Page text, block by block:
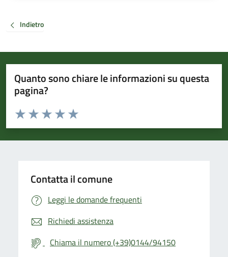
Indietro
Quanto sono chiare le informazioni su questa
pagina?
Valuta da 1 a 5 stelle la pagina
Valuta 5 stelle su 5
Valuta 4 stelle su 5
Valuta 3 stelle su 5
Valuta 2 stelle su 5
Valuta 1 stelle su 5
Contatta il comune
Leggi le domande frequenti
Richiedi assistenza
Chiama il numero (+39)0144/94150